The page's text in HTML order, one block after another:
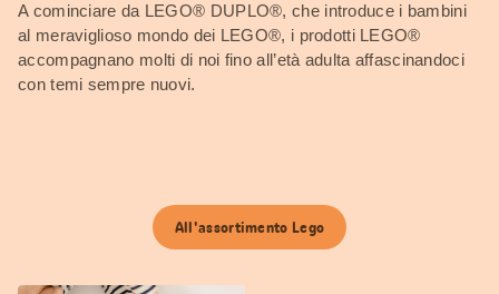
A cominciare da LEGO® DUPLO®, che introduce i bambini
al meraviglioso mondo dei LEGO®, i prodotti LEGO®
accompagnano molti di noi fino all’età adulta affascinandoci
con temi sempre nuovi.
All'assortimento Lego